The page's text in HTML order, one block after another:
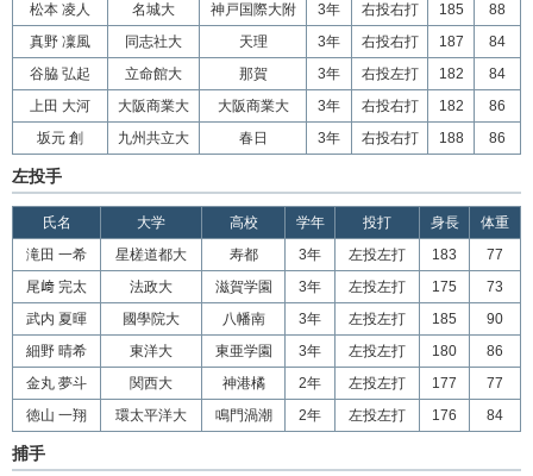
松本 凌人
名城大 神戸国際大附 3年 右投右打 185
88
真野 凜風
同志社大 天理 3年 右投右打 187
84
谷脇 弘起
立命館大 那賀 3年 右投左打 182
84
上田 大河
大阪商業大 大阪商業大 3年 右投右打 182
86
坂元 創
九州共立大 春日 3年 右投右打 188 86
左投手
氏名 大学 高校 学年 投打 身長
体重
滝田 一希
星槎道都大 寿都 3年 左投左打 183
77
尾﨑 完太
法政大 滋賀学園 3年 左投左打 175
73
武内 夏暉
國學院大 八幡南 3年 左投左打 185
90
細野 晴希
東洋大 東亜学園 3年 左投左打 180
86
金丸 夢斗
関西大 神港橘 2年 左投左打 177
77
徳山 一翔
環太平洋大 鳴門渦潮 2年 左投左打 176 84
捕手